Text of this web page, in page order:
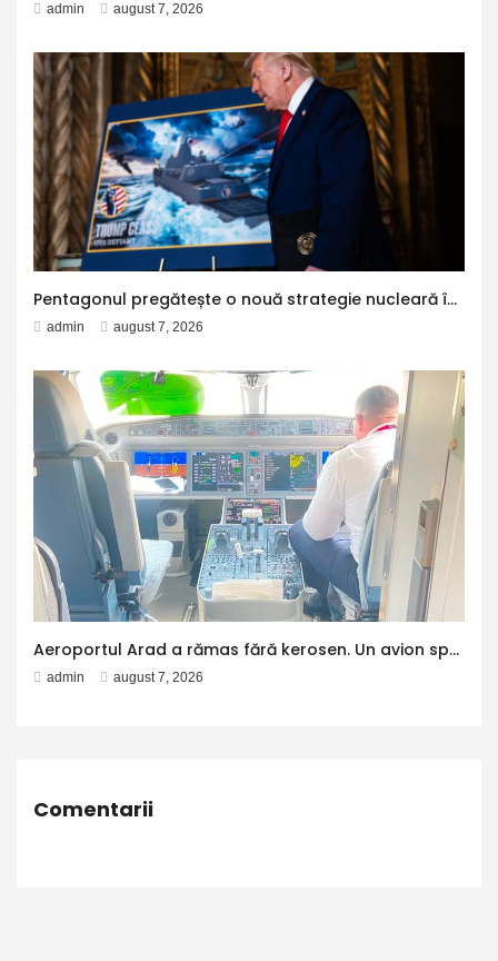
admin august 7, 2026
Pentagonul pregătește o nouă strategie nucleară în cazul unui conflict cu Rusia sau China. La ce opțiuni militare ar putea recurge Trump
admin august 7, 2026
Aeroportul Arad a rămas fără kerosen. Un avion spre Antalya a făcut escală la Otopeni pentru alimentare
admin august 7, 2026
Comentarii